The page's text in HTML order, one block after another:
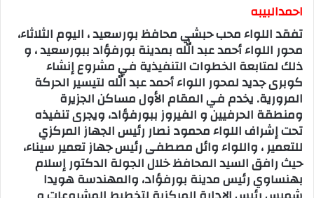
احمدالبيبه
تفقد اللواء محب حبشي محافظ بورسعيد ، اليوم الثلاثاء،
محور اللواء أحمد عبد الله بمدينة بورفؤاد ببورسعيد ، و
ذلك لمتابعة الخطوات التنفيذية في مشروع إنشاء
كوبرى جديد لمحور اللواء أحمد عبد الله لتيسير الحركة
المرورية. يخدم في المقام الأول مساكن الجزيرة
ومنطقة الحرفيين و الفيروز ببورفؤاد، ويجرى تنفيذه
تحت إشراف اللواء محمود نصار رئيس الجهاز المركزي
للتعمير ، واللواء وائل مصطفى رئيس جهاز تعمير سيناء،
حيث رافق السيد المحافظ خلال الجولة الدكتور إسلام
بهنساوي رئيس مدينة بورفؤاد، والمهندسة هويدا